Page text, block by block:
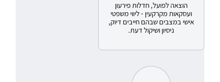
הוצאה לפועל, חדלות פירעון
ועסקאות מקרקעין - ליווי משפטי
אישי במצבים שבהם חייבים דיוק,
ניסיון ושיקול דעת.